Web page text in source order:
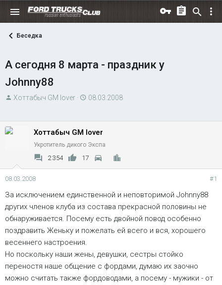
Беседка
А сегодня 8 марта - праздник у
Johnny88
А
Хоттабыч GM lover
Д
а
н
а
08.03.2008
Хоттабыч GM lover
Укротитель дикого Экспа
2 354 17
08.03.2008 #1
За исключением единственной и неповторимой Johnny88
других членов клуба из состава прекрасной половины не
обнаруживается. Посему есть двойной повод особенно
поздравить Женьку и пожелать ей всего и вся, хорошего
весеннего настроения.
Но поскольку наши жены, девушки, сестры стойко
переностя наше общение с фордами, думаю их заочно
можно считать также фордоводами, а посему - мужики - от